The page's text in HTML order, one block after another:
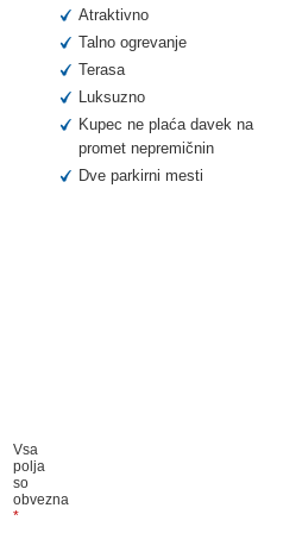
Vsa
polja
so
obvezna
*
Atraktivno
Talno ogrevanje
Terasa
Luksuzno
Kupec ne plaća davek na
promet nepremičnin
Dve parkirni mesti